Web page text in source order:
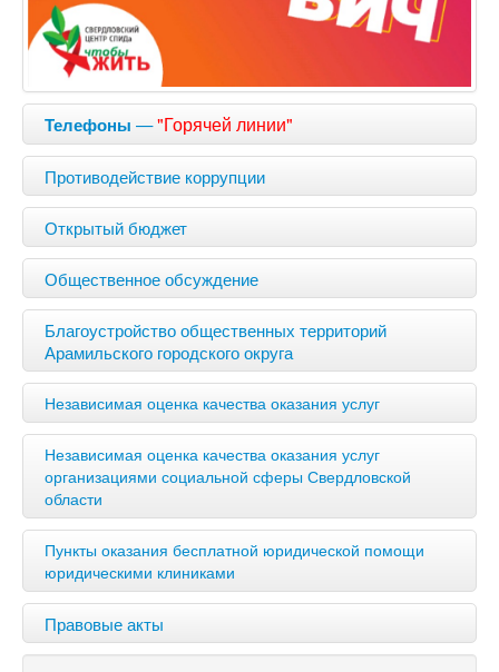
Телефоны —"Горячей линии"
Противодействие коррупции
Открытый бюджет
Общественное обсуждение
Благоустройство общественных территорий
Арамильского городского округа
Независимая оценка качества оказания услуг
Независимая оценка качества оказания услуг
организациями социальной сферы Свердловской
области
Пункты оказания бесплатной юридической помощи
юридическими клиниками
Правовые акты